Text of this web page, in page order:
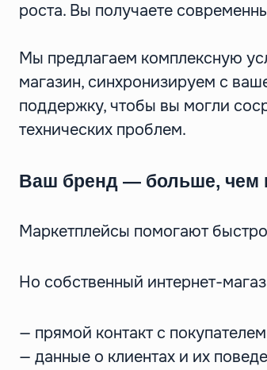
роста. Вы получаете
Мы предлагаем комплексную
магазин, синхронизируем с
поддержку, чтобы вы могли
технических проблем.
Ваш бренд — больше, чем
Маркетплейсы помогают
Но собственный интернет-
— прямой контакт с
— данные о клиентах и их